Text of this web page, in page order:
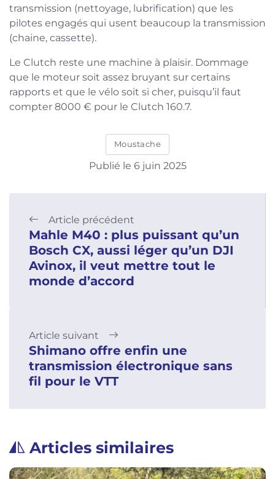
transmission (nettoyage, lubrification) que les
pilotes engagés qui usent beaucoup la transmission
(chaine, cassette).
Le Clutch reste une machine à plaisir. Dommage
que le moteur soit assez bruyant sur certains
rapports et que le vélo soit si cher, puisqu’il faut
compter 8000 € pour le Clutch 160.7.
Moustache
Publié le 6 juin 2025
Article précédent
Mahle M40 : plus puissant qu’un
Bosch CX, aussi léger qu’un DJI
Avinox, il veut mettre tout le
monde d’accord
Article suivant
Shimano offre enfin une
transmission électronique sans
fil pour le VTT
Articles similaires